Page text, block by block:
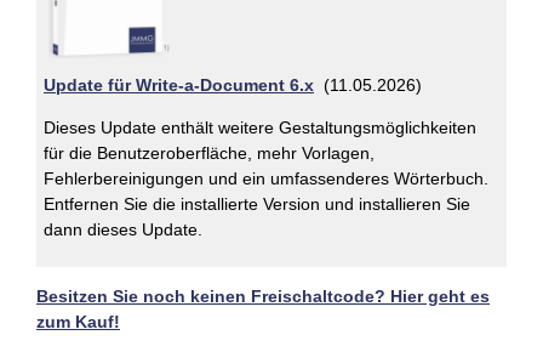
Update für Write-a-Document 6.x (11.05.2026)
Dieses Update enthält weitere Gestaltungsmöglichkeiten
für die Benutzeroberfläche, mehr Vorlagen,
Fehlerbereinigungen und ein umfassenderes Wörterbuch.
Entfernen Sie die installierte Version und installieren Sie
dann dieses Update.
Besitzen Sie noch keinen Freischaltcode? Hier geht es
zum Kauf!